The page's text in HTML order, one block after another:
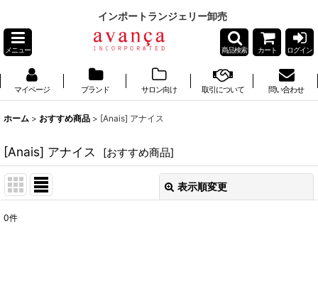
インポートランジェリー卸売
メニュー 商品検索 カート ログイン
マイページ ブランド サロン向け 取引について 問い合わせ
ホーム > おすすめ商品 > [Anais] アナイス
[Anais] アナイス [おすすめ商品]
表示順変更
0件